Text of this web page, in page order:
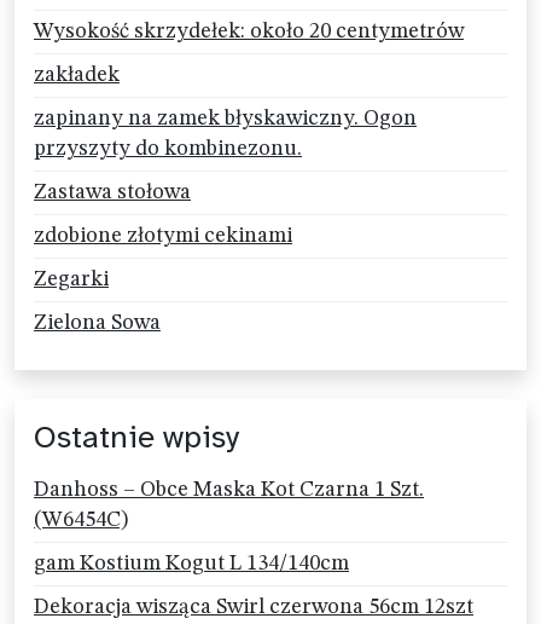
Wysokość skrzydełek: około 20 centymetrów
zakładek
zapinany na zamek błyskawiczny. Ogon
przyszyty do kombinezonu.
Zastawa stołowa
zdobione złotymi cekinami
Zegarki
Zielona Sowa
Ostatnie wpisy
Danhoss – Obce Maska Kot Czarna 1 Szt.
(W6454C)
gam Kostium Kogut L 134/140cm
Dekoracja wisząca Swirl czerwona 56cm 12szt